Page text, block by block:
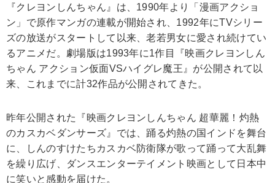
『クレヨンしんちゃん』は、1990年より「漫画アクショ
ン」で原作マンガの連載が開始され、1992年にTVシリー
ズの放送がスタートして以来、老若男女に愛され続けてい
るアニメだ。劇場版は1993年に1作目『映画クレヨンしん
ちゃん アクション仮面VSハイグレ魔王』が公開されて以
来、これまでに計32作品が公開されてきた。
昨年公開された『映画クレヨンしんちゃん 超華麗！灼熱
のカスカベダンサーズ』では、踊る灼熱の国インドを舞台
に、しんのすけたちカスカベ防衛隊が歌って踊って大乱舞
を繰り広げ、ダンスエンターテイメント映画として日本中
に笑いと感動を届けた。